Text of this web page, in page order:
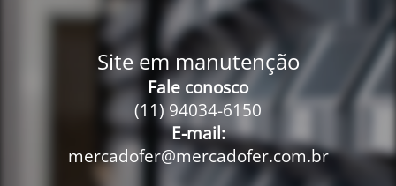
Site em manutenção
Fale conosco
(11) 94034-6150
E-mail:
mercadofer@mercadofer.com.br